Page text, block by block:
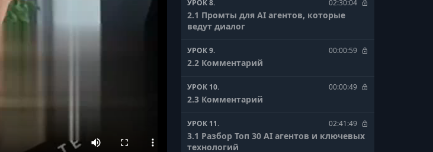
УРОК 8. 02:30:04
2.1 Промты для AI агентов, которые
ведут диалог
УРОК 9. 00:00:59
2.2 Комментарий
УРОК 10. 00:00:49
2.3 Комментарий
УРОК 11. 02:41:49
3.1 Разбор Топ 30 AI агентов и ключевых
технологий